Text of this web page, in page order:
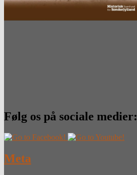
Følg os på sociale medier:
Meta